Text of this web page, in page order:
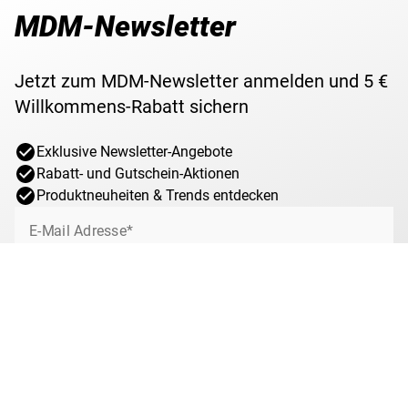
MDM-Newsletter
Jetzt zum MDM-Newsletter anmelden und 5 €
Willkommens-Rabatt sichern
Exklusive Newsletter-Angebote
Rabatt- und Gutschein-Aktionen
Produktneuheiten & Trends entdecken
E-Mail Adresse*